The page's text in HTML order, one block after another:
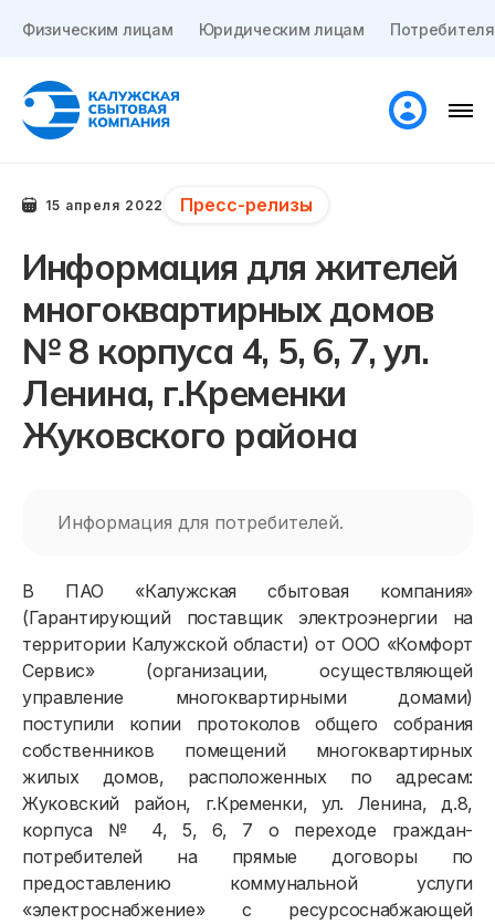
Физическим лицам Юридическим лицам
15 апреля 2022 Пресс-релизы
Информация для жителей
многоквартирных домов
№ 8 корпуса 4, 5, 6, 7, ул.
Ленина, г.Кременки
Жуковского района
Информация для потребителей.
В ПАО «Калужская сбытовая компания»
(Гарантирующий поставщик электроэнергии на
территории Калужской области) от ООО «Комфорт
Сервис» (организации, осуществляющей
управление многоквартирными домами)
поступили копии протоколов общего собрания
собственников помещений многоквартирных
жилых домов, расположенных по адресам:
Жуковский район, г.Кременки, ул. Ленина, д.8,
корпуса № 4, 5, 6, 7 о переходе граждан-
потребителей на прямые договоры по
предоставлению коммунальной услуги
«электроснабжение» с ресурсоснабжающей